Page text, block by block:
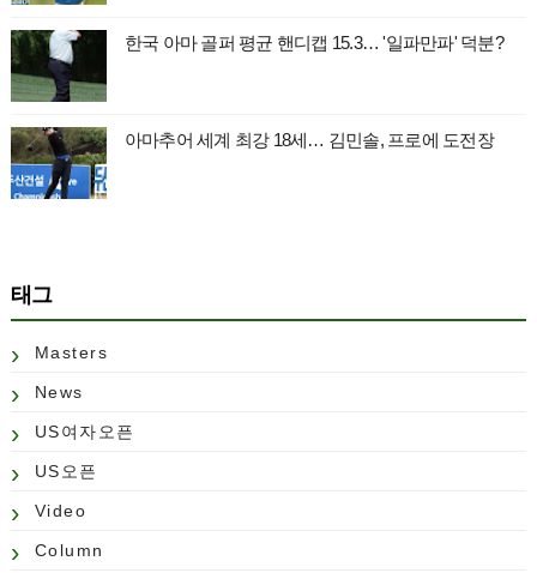
한국 아마 골퍼 평균 핸디캡 15.3… '일파만파' 덕분?
아마추어 세계 최강 18세… 김민솔, 프로에 도전장
태그
Masters
News
US여자오픈
US오픈
Video
Column